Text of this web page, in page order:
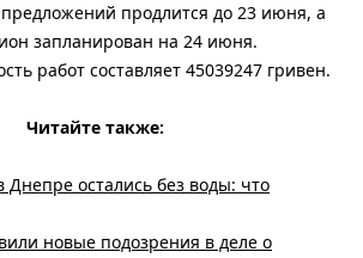
продлится до 23 июня, а
запланирован на 24 июня.
работ составляет 45039247 гривен.
Читайте также:
Днепре остались без воды: что
новые подозрения в деле о